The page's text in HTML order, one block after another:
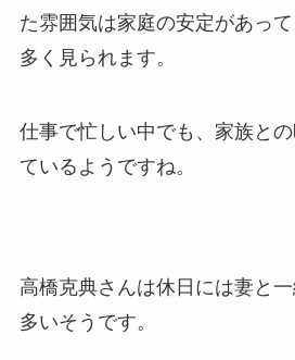
た雰囲気は家庭の安定があっ
多く見られます。
仕事で忙しい中でも、家族と
ているようですね。
高橋克典さんは休日には妻と
多いそうです。